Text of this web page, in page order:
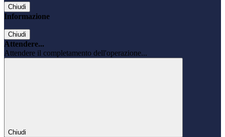
Chiudi
Informazione
Chiudi
Attendere...
Attendere il completamento dell'operazione...
Chiudi